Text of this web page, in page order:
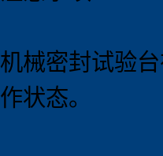
机械密封试验
作状态。